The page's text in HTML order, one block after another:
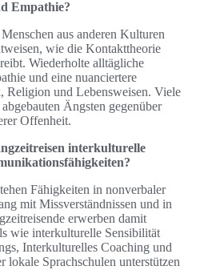
Empathie?
aus anderen Kulturen
wie die Kontakttheorie
Wiederholte alltägliche
und eine nuanciertere
Religion und Lebensweisen. Viele
Ängsten gegenüber
Offenheit.
interkulturelle
Fähigkeiten in nonverbaler
mit Missverständnissen und in
erwerben damit
wie interkulturelle Sensibilität
Interkulturelles Coaching und
Sprachschulen unterstützen